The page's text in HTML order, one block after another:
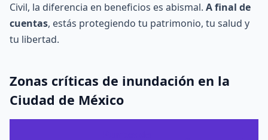
Civil, la diferencia en beneficios es abismal. A final de
cuentas, estás protegiendo tu patrimonio, tu salud y
tu libertad.
Zonas críticas de inundación en la
Ciudad de México